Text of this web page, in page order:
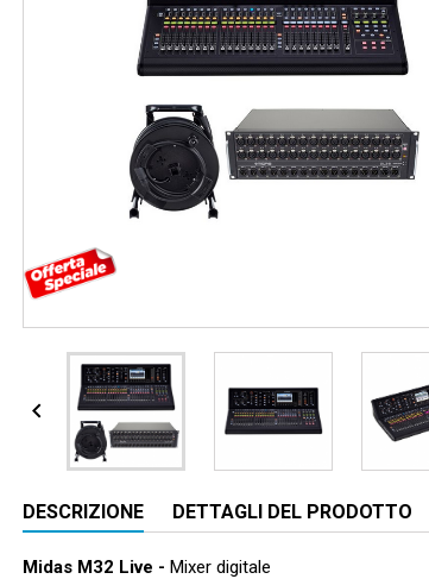

DESCRIZIONE DETTAGLI DEL PRODOTTO
Midas M32 Live - Mixer digitale